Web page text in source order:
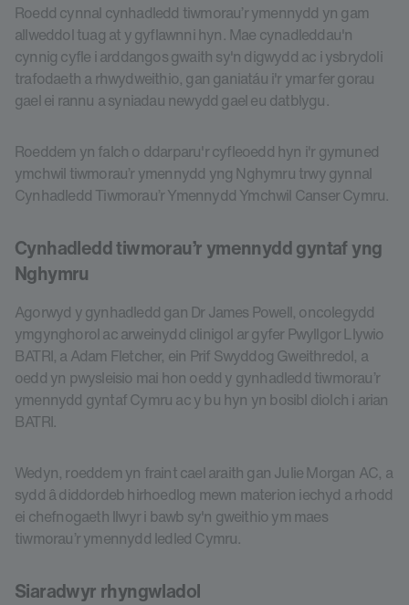
Roedd cynnal cynhadledd tiwmorau’r ymennydd yn gam
allweddol tuag at y gyflawnni hyn. Mae cynadleddau'n
cynnig cyfle i arddangos gwaith sy'n digwydd ac i ysbrydoli
trafodaeth a rhwydweithio, gan ganiatáu i'r ymarfer gorau
gael ei rannu a syniadau newydd gael eu datblygu.
Roeddem yn falch o ddarparu'r cyfleoedd hyn i'r gymuned
ymchwil tiwmorau’r ymennydd yng Nghymru trwy gynnal
Cynhadledd Tiwmorau’r Ymennydd Ymchwil Canser Cymru.
Cynhadledd tiwmorau’r ymennydd gyntaf yng
Nghymru
Agorwyd y gynhadledd gan Dr James Powell, oncolegydd
ymgynghorol ac arweinydd clinigol ar gyfer Pwyllgor Llywio
BATRI, a Adam Fletcher, ein Prif Swyddog Gweithredol, a
oedd yn pwysleisio mai hon oedd y gynhadledd tiwmorau’r
ymennydd gyntaf Cymru ac y bu hyn yn bosibl diolch i arian
BATRI.
Wedyn, roeddem yn fraint cael araith gan Julie Morgan AC, a
sydd â diddordeb hirhoedlog mewn materion iechyd a rhodd
ei chefnogaeth llwyr i bawb sy'n gweithio ym maes
tiwmorau’r ymennydd ledled Cymru.
Siaradwyr rhyngwladol